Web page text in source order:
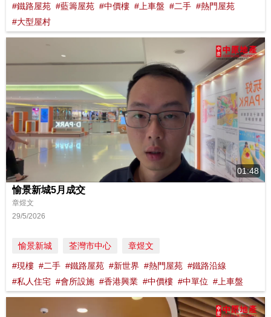
#鐵路屋苑 #藍籌屋苑 #中價樓 #上車盤 #二手 #熱門屋苑
#大型屋村
01:48
愉景新城5月成交
章煜文
29/5/2026
愉景新城 荃灣市中心 章煜文
#現樓 #二手 #鐵路屋苑 #新世界 #熱門屋苑 #鐵路沿線
#私人住宅 #會所設施 #香港興業 #中價樓 #中單位 #上車盤